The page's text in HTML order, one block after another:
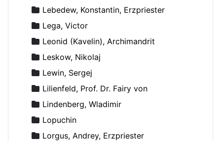
Lebedew, Konstantin, Erzpriester
Lega, Victor
Leonid (Kavelin), Archimandrit
Leskow, Nikolaj
Lewin, Sergej
Lilienfeld, Prof. Dr. Fairy von
Lindenberg, Wladimir
Lopuchin
Lorgus, Andrey, Erzpriester